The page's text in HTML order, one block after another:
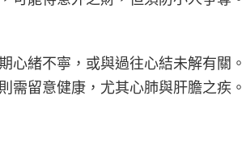
心緒不寧，或與過往心結未解有關
需留意健康，尤其心肺與肝膽之疾。